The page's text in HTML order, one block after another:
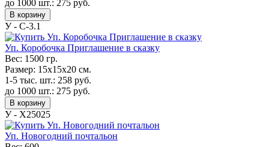
до 1000 шт.: 275 руб.
В корзину
У - C-3.1
Уп. Коробочка Приглашение в сказку
Вес: 1500 гр.
Размер: 15х15х20 см.
1-5 тыс. шт.: 258 руб.
до 1000 шт.: 275 руб.
В корзину
У - Х25025
Уп. Новогодний почтальон